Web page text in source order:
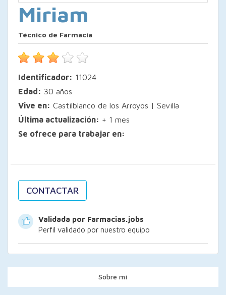
Miriam
Técnico de Farmacia
Identificador: 11024
Edad: 30 años
Vive en: Castilblanco de los Arroyos | Sevilla
Última actualización: + 1 mes
Se ofrece para trabajar en:
CONTACTAR
Validada por Farmacias.jobs
Perfil validado por nuestro equipo
Sobre mí